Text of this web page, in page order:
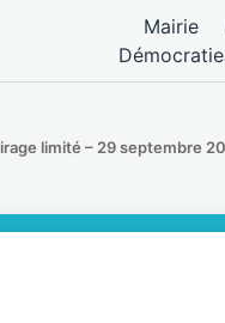
Mairie
Démocratie
limité – 29 septembre